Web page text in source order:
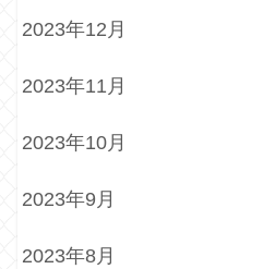
2023年12月
2023年11月
2023年10月
2023年9月
2023年8月